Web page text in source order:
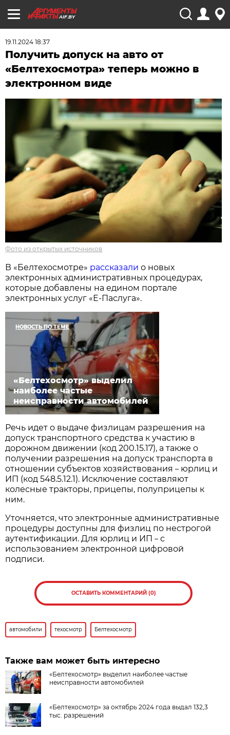
AIF.BY
19.11.2024 18:37
Получить допуск на авто от
«Белтехосмотра» теперь можно в
электронном виде
Фото из открытых источников
В «Белтехосмотре» рассказали о новых
электронных административных процедурах,
которые добавлены на едином портале
электронных услуг «Е-Паслуга».
НОВОСТЬ ПО ТЕМЕ
«Белтехосмотр» выделил
наиболее частые
неисправности автомобилей
Речь идет о выдаче физлицам разрешения на
допуск транспортного средства к участию в
дорожном движении (код 200.15.17), а также о
получении разрешения на допуск транспорта в
отношении субъектов хозяйствования– юрлиц и
ИП (код 548.5.12.1). Исключение составляют
колесные тракторы, прицепы, полуприцепы к
ним.
Уточняется, что электронные административные
процедуры доступны для физлиц по нестрогой
аутентификации. Для юрлиц и ИП– с
использованием электронной цифровой
подписи.
ОСТАВИТЬ КОММЕНТАРИЙ (0)
автомобили техосмотр Белтехосмотр
Также вам может быть интересно
«Белтехосмотр» выделил наиболее частые
неисправности автомобилей
«Белтехосмотр» за октябрь 2024 года выдал 132,3
тыс. разрешений